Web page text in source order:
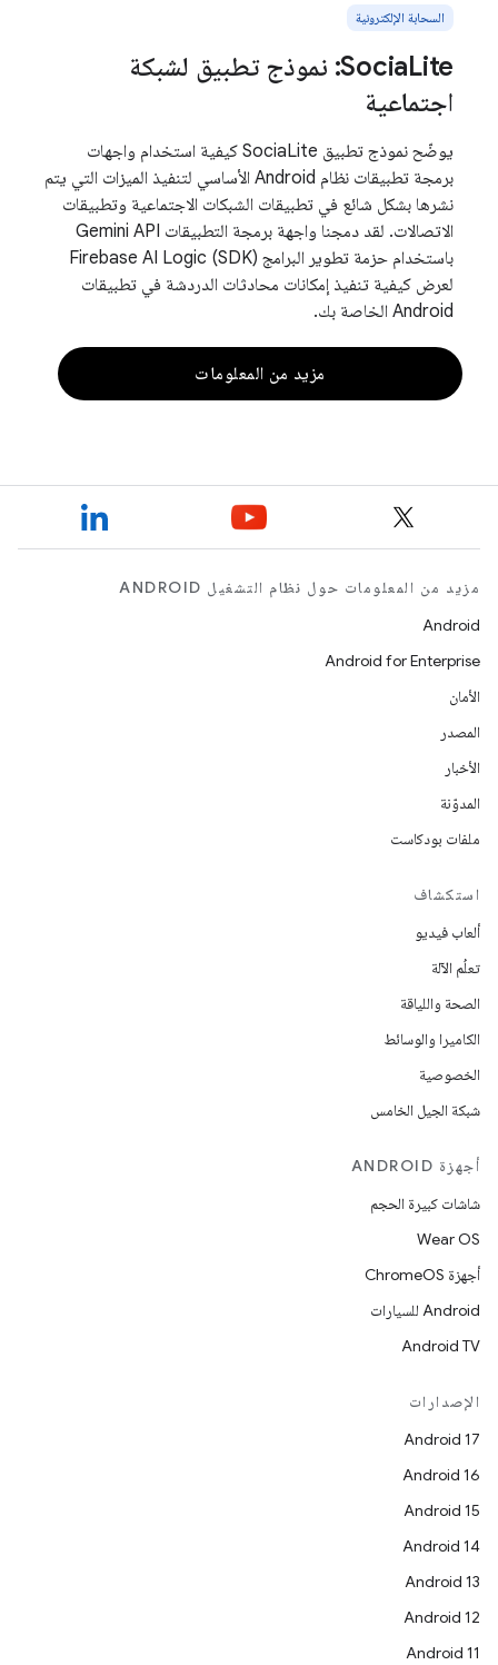
السحابة الإلكترونية
SociaLite: نموذج تطبيق لشبكة
اجتماعية
يوضّح نموذج تطبيق SociaLite كيفية استخدام واجهات
برمجة تطبيقات نظام Android الأساسي لتنفيذ الميزات التي يتم
نشرها بشكل شائع في تطبيقات الشبكات الاجتماعية وتطبيقات
الاتصالات. لقد دمجنا واجهة برمجة التطبيقات Gemini API
باستخدام حزمة تطوير البرامج (SDK) Firebase AI Logic
لعرض كيفية تنفيذ إمكانات محادثات الدردشة في تطبيقات
Android الخاصة بك.
مزيد من المعلومات
مزيد من المعلومات حول نظام التشغيل ANDROID
Android
Android for Enterprise
الأمان
المصدر
الأخبار
المدوّنة
ملفات بودكاست
استكشاف
ألعاب فيديو
تعلُم الآلة
الصحة واللياقة
الكاميرا والوسائط
الخصوصية
شبكة الجيل الخامس
أجهزة ANDROID
شاشات كبيرة الحجم
Wear OS
أجهزة ChromeOS
Android للسيارات
Android TV
الإصدارات
Android 17
Android 16
Android 15
Android 14
Android 13
Android 12
Android 11